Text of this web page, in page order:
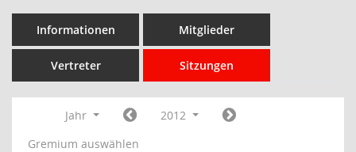
Informationen Mitglieder
Vertreter Sitzungen
Jahr
2012
Gremium auswählen